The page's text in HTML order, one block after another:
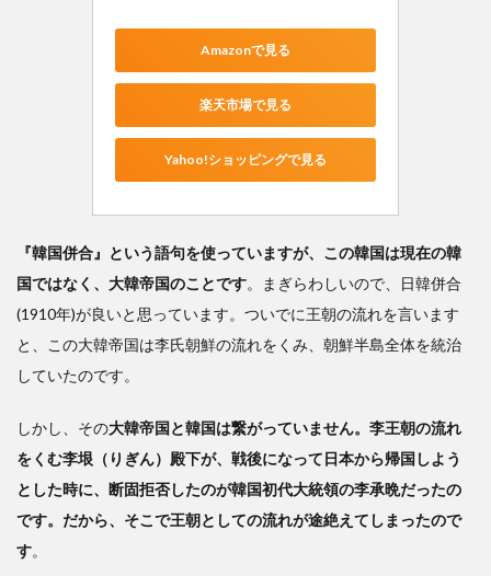
Amazonで見る
楽天市場で見る
Yahoo!ショッピングで見る
『韓国併合』という語句を使っていますが、この韓国は現在の韓
国ではなく、大韓帝国のことです。まぎらわしいので、日韓併合
(1910年)が良いと思っています。ついでに王朝の流れを言います
と、この大韓帝国は李氏朝鮮の流れをくみ、朝鮮半島全体を統治
していたのです。
しかし、その大韓帝国と韓国は繋がっていません。李王朝の流れ
をくむ李垠（りぎん）殿下が、戦後になって日本から帰国しよう
とした時に、断固拒否したのが韓国初代大統領の李承晩だったの
です。だから、そこで王朝としての流れが途絶えてしまったので
す。